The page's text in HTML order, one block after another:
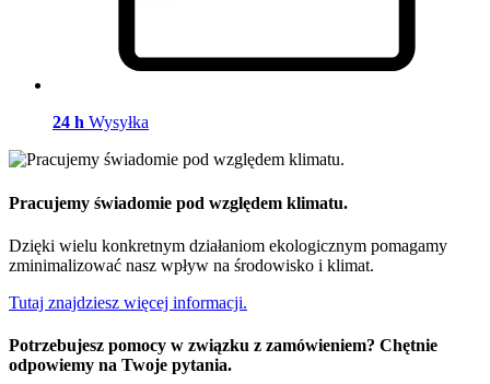
24 h Wysyłka
Pracujemy świadomie pod względem klimatu.
Dzięki wielu konkretnym działaniom ekologicznym pomagamy
zminimalizować nasz wpływ na środowisko i klimat.
Tutaj znajdziesz więcej informacji.
Potrzebujesz pomocy w związku z zamówieniem? Chętnie
odpowiemy na Twoje pytania.